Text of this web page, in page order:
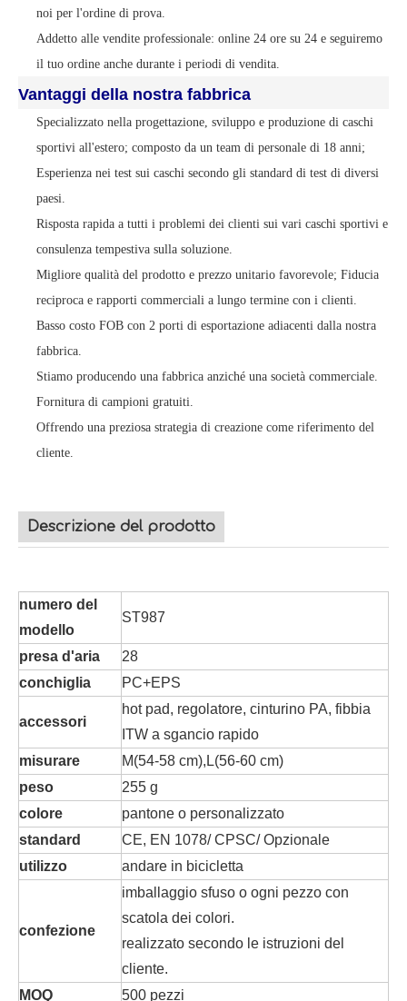
noi per l'ordine di prova.
Addetto alle vendite professionale: online 24 ore su 24 e seguiremo
il tuo ordine anche durante i periodi di vendita.
Vantaggi della nostra fabbrica
Specializzato nella progettazione, sviluppo e produzione di caschi
sportivi all'estero; composto da un team di personale di 18 anni;
Esperienza nei test sui caschi secondo gli standard di test di diversi
paesi.
Risposta rapida a tutti i problemi dei clienti sui vari caschi sportivi e
consulenza tempestiva sulla soluzione.
Migliore qualità del prodotto e prezzo unitario favorevole; Fiducia
reciproca e rapporti commerciali a lungo termine con i clienti.
Basso costo FOB con 2 porti di esportazione adiacenti dalla nostra
fabbrica.
Stiamo producendo una fabbrica anziché una società commerciale.
Fornitura di campioni gratuiti.
Offrendo una preziosa strategia di creazione come riferimento del
cliente.
Descrizione del prodotto
numero del
modello
ST987
presa d'aria
28
conchiglia
PC+EPS
accessori
hot pad, regolatore, cinturino PA, fibbia
ITW a sgancio rapido
misurare
M(54-58 cm),L(56-60 cm)
peso
255 g
colore
pantone o personalizzato
standard
CE, EN 1078/ CPSC/ Opzionale
utilizzo
andare in bicicletta
confezione
imballaggio sfuso o ogni pezzo con
scatola dei colori.
realizzato secondo le istruzioni del
cliente.
MOQ
500 pezzi